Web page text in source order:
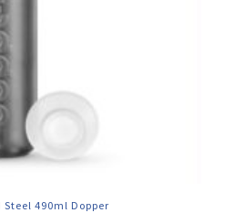
Steel 490ml Dopper